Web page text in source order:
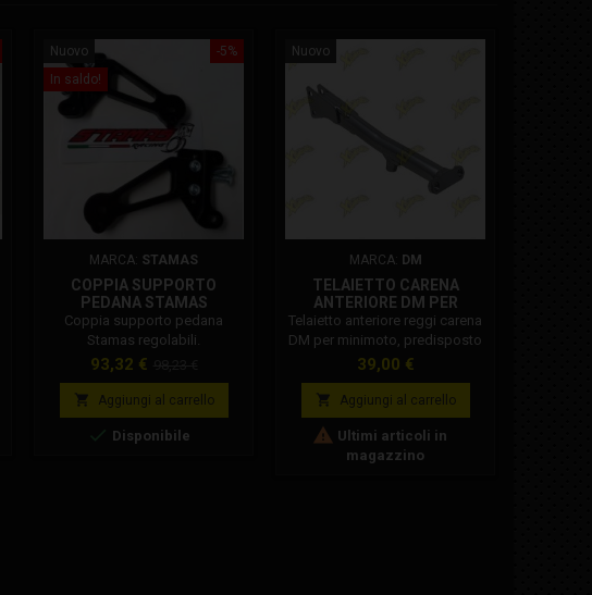
-5%
Nuovo
In saldo!
MARCA: STAMAS
COPPIA SUPPORTO
PEDANA STAMAS
REGOLABILI
Coppia supporto pedana
Stamas regolabili.
Prezzo
93,32 €
base
 Aggiungi al carrello
 Disponibile
Nuovo
MARCA: DM
TELAIETTO CARENA
ANTERIORE DM PER
MINIMOTO CON
AMMORTIZZATORE DI
STERZO INFERIORE
Telaietto anteriore reggi carena
DM per minimoto, predisposto
per ammortizzatore di sterzo
con attacco inferiore.
Prezzo
39,00 €
 Aggiungi al carrello
 Ultimi articoli in
magazzino